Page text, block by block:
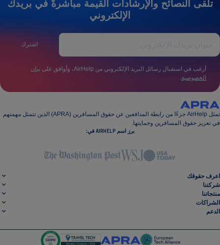
تلقى النصائح والإرشادات القيمة مباشرةً في بريدك
الإلكتروني
اشترك
أرغب في استقبال رسائل البريد الإلكتروني من AirHelp، وأوافق على
بيان
الخصوصية
تمثل AirHelp جزءًا من رابطة المدافعين عن حقوق المسافرين (APRA) الذين تتمثل مهمتهم
في تعزيز حقوق المسافرين وحمايتها.
برز اسم AIRHELP في:
اعرف حقوقك
شركتنا
منتجاتنا
الشراكات
الدعم